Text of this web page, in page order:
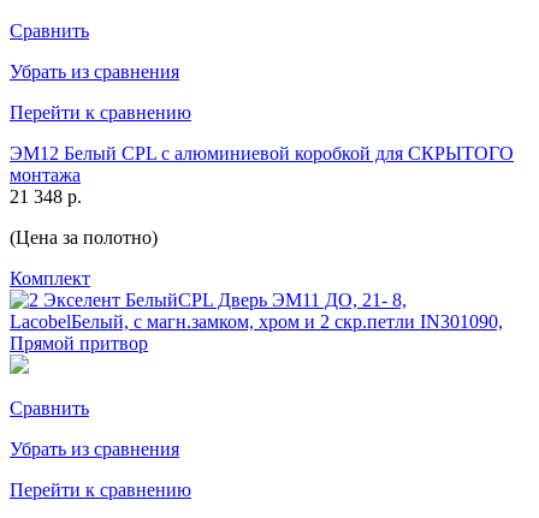
Сравнить
Убрать из сравнения
Перейти к сравнению
ЭМ12 Белый CPL с алюминиевой коробкой для СКРЫТОГО
монтажа
21 348 р.
(Цена за полотно)
Комплект
Сравнить
Убрать из сравнения
Перейти к сравнению